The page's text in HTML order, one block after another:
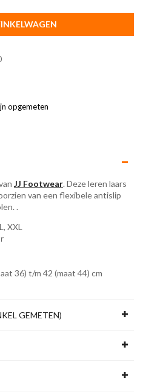
opgemeten
JJ Footwear. Deze leren laars
van een flexibele antislip
.
XXL
36) t/m 42 (maat 44) cm
GEMETEN)